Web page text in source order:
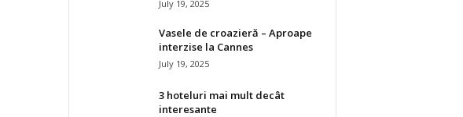
July 19, 2025
Vasele de croazieră – Aproape
interzise la Cannes
July 19, 2025
3 hoteluri mai mult decât
interesante